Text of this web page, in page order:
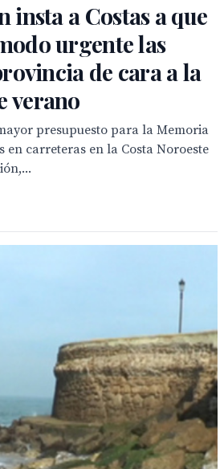
insta a Costas a que
urgente las
de cara a la
verano
presupuesto para la Memoria
en carreteras en la Costa Noroeste